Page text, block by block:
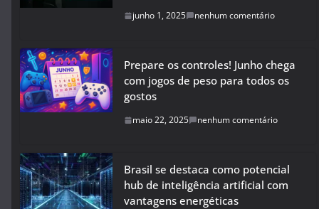
junho 1, 2025 nenhum comentário
Prepare os controles! Junho chega
com jogos de peso para todos os
gostos
maio 22, 2025 nenhum comentário
Brasil se destaca como potencial
hub de inteligência artificial com
vantagens energéticas